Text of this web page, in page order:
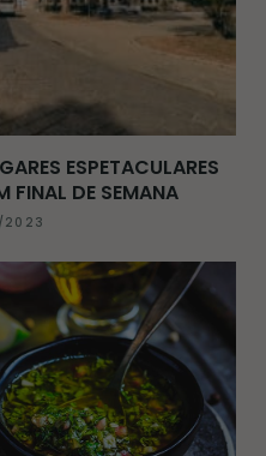
ESPETACULARES
FINAL DE SEMANA